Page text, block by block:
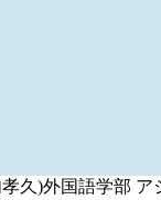
久)外国語学部